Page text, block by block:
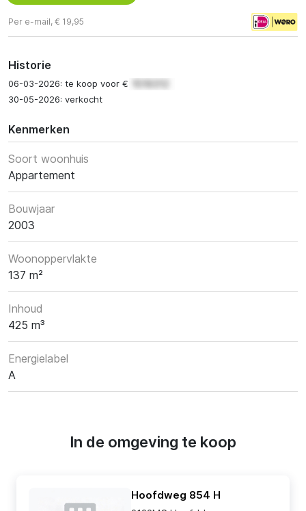
Per e-mail, € 19,95
Historie
06-03-2026: te koop voor €
30-05-2026: verkocht
Kenmerken
Soort woonhuis
Appartement
Bouwjaar
2003
Woonoppervlakte
137 m²
Inhoud
425 m³
Energielabel
A
In de omgeving te koop
Hoofdweg 854 H